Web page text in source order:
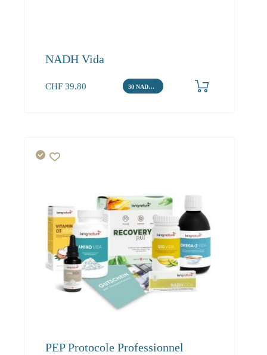
NADH Vida
CHF 39.80 30 NADH Tabletten
PEP Protocole Professionnel